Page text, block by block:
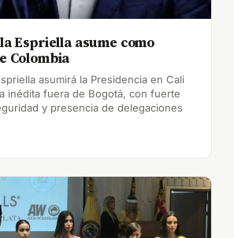
Espriella asume como
Colombia
asumirá la Presidencia en Cali
inédita fuera de Bogotá, con fuerte
y presencia de delegaciones